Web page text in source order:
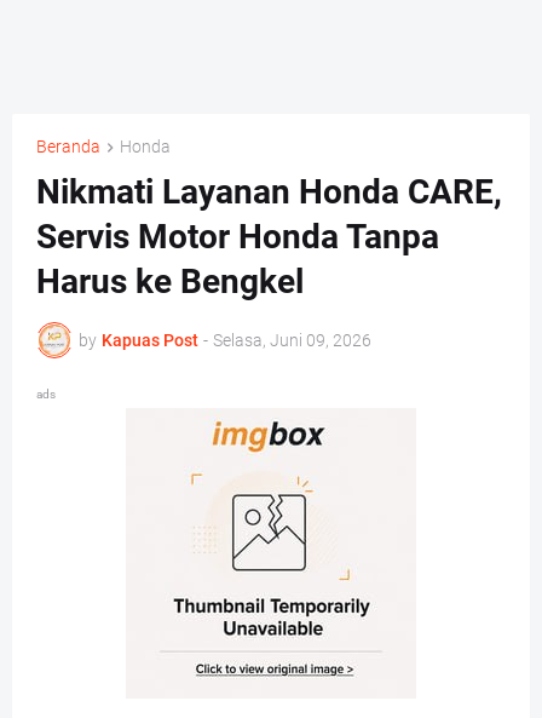
Beranda Honda
Nikmati Layanan Honda CARE,
Servis Motor Honda Tanpa
Harus ke Bengkel
by Kapuas Post - Selasa, Juni 09, 2026
ads